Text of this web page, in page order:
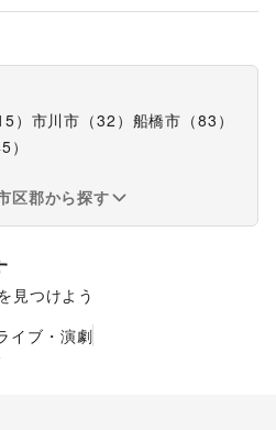
） 市川市 （32 ） 船橋市 （83 ）
）
区郡から探す
見つけよう
販促イベント
キッチンカー・移動販売
イブ・演劇